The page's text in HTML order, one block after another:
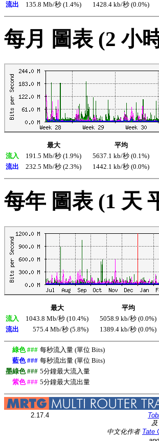
流出
135.8 Mb/秒 (1.4%) 1428.4 kb/秒 (0.0%)
每月 圖表 (2 小
最大 平均
流入
191.5 Mb/秒 (1.9%) 5637.1 kb/秒 (0.1%)
流出
232.5 Mb/秒 (2.3%) 1442.1 kb/秒 (0.0%)
每年 圖表 (1 天
最大 平均
流入
1043.8 Mb/秒 (10.4%) 5058.9 kb/秒 (0.0%)
流出
575.4 Mb/秒 (5.8%) 1389.4 kb/秒 (0.0%)
綠色 ### 每秒流入量 (單位 Bits)
藍色 ### 每秒流出量 (單位 Bits)
墨綠色 ### 5分鐘最大流入量
紫色 ### 5分鐘最大流出量
2.17.4
及
中文化作者 Tate